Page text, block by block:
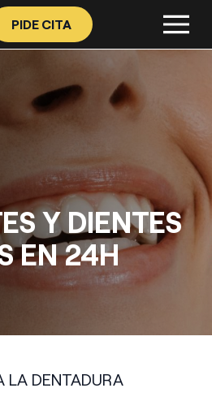
PIDE CITA
Y DIENTES
EN 24H
LA DENTADURA